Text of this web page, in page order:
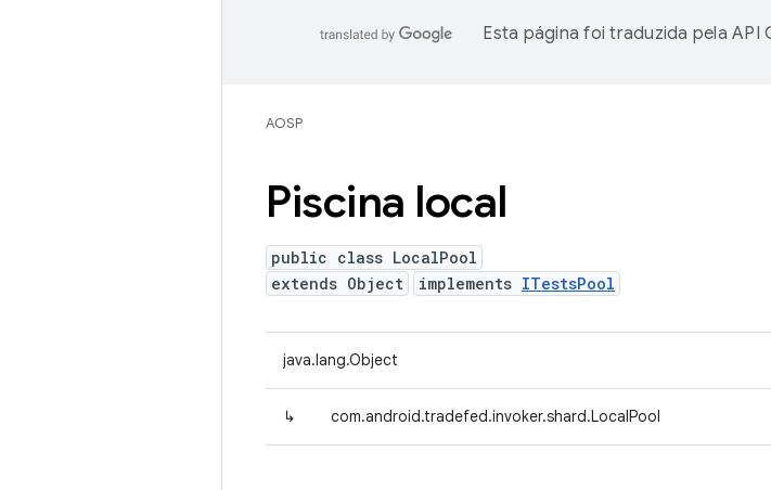
Esta página foi traduzida pela API
AOSP
Piscina local
public class LocalPool
extends Object
implements ITestsPool
java.lang.Object
↳ com.android.tradefed.invoker.shard.LocalPool